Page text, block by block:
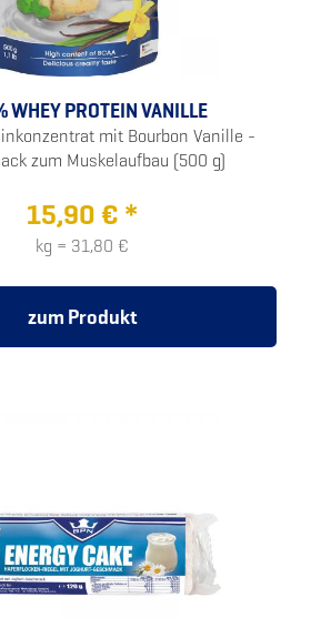
WHEY PROTEIN VANILLE
mit Bourbon Vanille -
zum Muskelaufbau (500 g)
15,90 € *
kg = 31,80 €
zum Produkt